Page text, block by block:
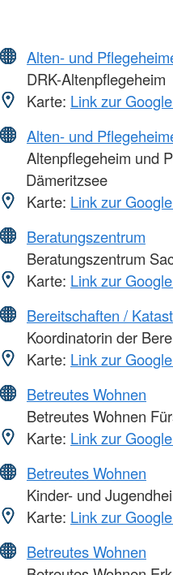
Alten- und
DRK-Altenpflegeheim
Karte: Link zur
Alten- und
Altenpflegeheim und
Dämeritzsee
Karte: Link zur
Beratungszentrum
Beratungszentrum
Karte: Link zur
Bereitschaften /
Koordinatorin der
Karte: Link zur
Betreutes Wohnen
Betreutes Wohnen
Karte: Link zur
Betreutes Wohnen
Kinder- und
Karte: Link zur
Betreutes Wohnen